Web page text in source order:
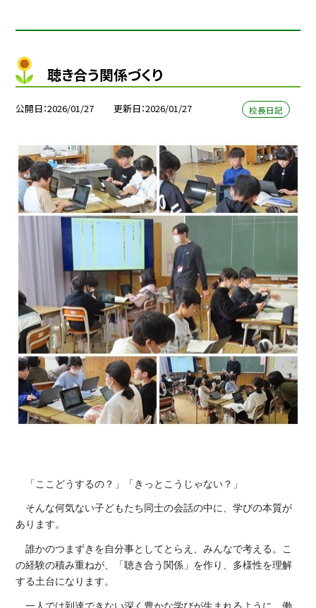
聴き合う関係づくり
公開日 2026/01/27 更新日 2026/01/27 校長日記
「ここどうするの？」「きっとこうじゃない？」
そんな何気ない子どもたち同士の会話の中に、学びの本質が
あります。
誰かのつまずきを自分事としてとらえ、みんなで考える。こ
の経験の積み重ねが、「聴き合う関係」を作り、多様性を理解
する土台になります。
一人では到達できない深く豊かな学びが生まれるように、働